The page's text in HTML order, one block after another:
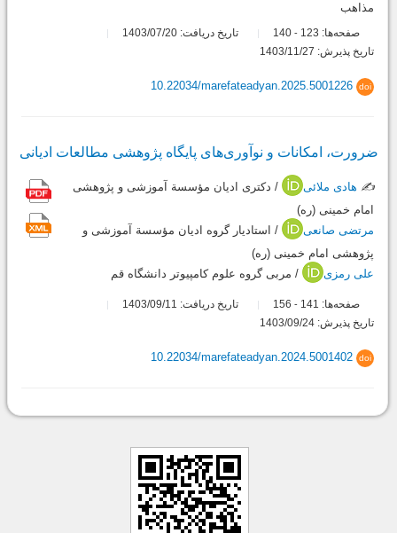
مذاهب
صفحه‌ها: 123
-
تاریخ دریافت: 1403/07/20
تاریخ پذیرش: 1403/11/27
doi
10.22034/marefateadyan.2025.5001226
ضرورت، امکانات و نوآوری‌های پایگاه پژوهشی مطالعات ادیانی
✍️ هادی ملائی
/ دکتری ادیان مؤسسة آموزشی و پژوهشی
امام خمینی (ره)
مرتضی صانعی
/ استادیار گروه ادیان مؤسسة آموزشی و
پژوهشی امام خمینی (ره)
علی رمزی
/ مربی گروه علوم کامپیوتر دانشگاه قم
صفحه‌ها: 141
-
تاریخ دریافت: 1403/09/11
تاریخ پذیرش: 1403/09/24
doi
10.22034/marefateadyan.2024.5001402